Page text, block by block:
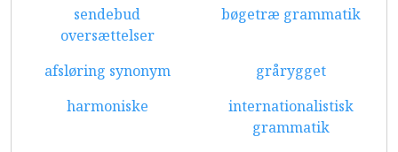
sendebud
oversættelser
bøgetræ grammatik
afsløring synonym
grårygget
harmoniske
internationalistisk
grammatik